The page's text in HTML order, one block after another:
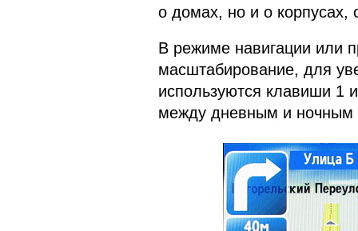
о домах, но и о корпусах,
В режиме навигации или
масштабирование, для
используются клавиши 1
между дневным и